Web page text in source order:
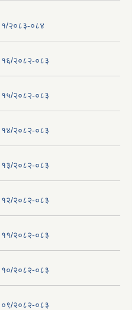
- १/२०८३-०८४
- १६/२०८२-०८३
- १५/२०८२-०८३
- १४/२०८२-०८३
- १३/२०८२-०८३
- १२/२०८२-०८३
- ११/२०८२-०८३
- १०/२०८२-०८३
- ०९/२०८२-०८३